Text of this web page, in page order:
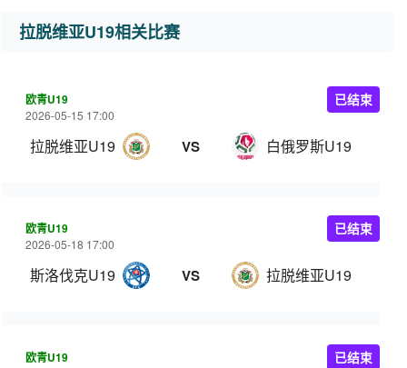
拉脱维亚U19相关比赛
欧青U19
2026-05-15 17:00
拉脱维亚U19 VS 白俄罗斯U19
已结束
欧青U19
2026-05-18 17:00
斯洛伐克U19 VS 拉脱维亚U19
已结束
欧青U19 已结束